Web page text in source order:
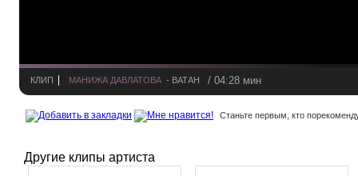
КЛИП МАНИЖА ДАВЛАТОВА - ВАТАН / 04:28 мин
Станьте первым, кто
Другие клипы артиста